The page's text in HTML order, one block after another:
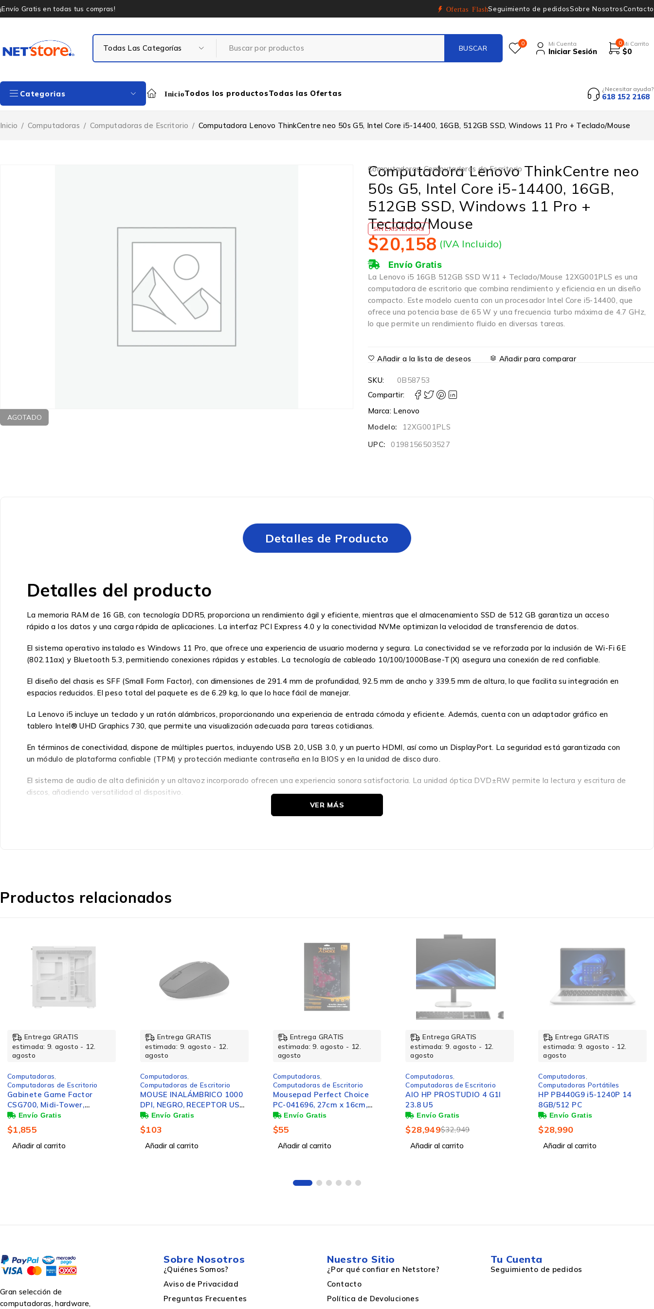
¡Envío Gratis en todas tus compras! Ofertas FlashSeguimiento de pedidosSobre NosotrosContacto
0 Mi Cuenta
Iniciar Sesión
0 Mi Carrito
$0
Categorias InicioTodos los productosTodas las Ofertas ¿Necesitar ayuda?
618 152 2168
Inicio / Computadoras / Computadoras de Escritorio / Computadora Lenovo ThinkCentre neo 50s G5, Intel Core i5-14400, 16GB, 512GB SSD, Windows 11 Pro + Teclado/Mouse
AGOTADO
Computadoras,Computadoras de Escritorio
Computadora Lenovo ThinkCentre neo
50s G5, Intel Core i5-14400, 16GB,
512GB SSD, Windows 11 Pro +
Teclado/Mouse
SIN EXISTENCIAS
$20,158 (IVA Incluido)
Envío Gratis
La Lenovo i5 16GB 512GB SSD W11 + Teclado/Mouse 12XG001PLS es una
computadora de escritorio que combina rendimiento y eficiencia en un diseño
compacto. Este modelo cuenta con un procesador Intel Core i5-14400, que
ofrece una potencia base de 65 W y una frecuencia turbo máxima de 4.7 GHz,
lo que permite un rendimiento fluido en diversas tareas.
Añadir a la lista de deseos Añadir para comparar
SKU:
0B58753
Compartir:
Marca: Lenovo
Modelo:
12XG001PLS
UPC:
0198156503527
Detalles de Producto
Detalles del producto
La memoria RAM de 16 GB, con tecnología DDR5, proporciona un rendimiento ágil y eficiente, mientras que el almacenamiento SSD de 512 GB garantiza un acceso
rápido a los datos y una carga rápida de aplicaciones. La interfaz PCI Express 4.0 y la conectividad NVMe optimizan la velocidad de transferencia de datos.
El sistema operativo instalado es Windows 11 Pro, que ofrece una experiencia de usuario moderna y segura. La conectividad se ve reforzada por la inclusión de Wi-Fi 6E
(802.11ax) y Bluetooth 5.3, permitiendo conexiones rápidas y estables. La tecnología de cableado 10/100/1000Base-T(X) asegura una conexión de red confiable.
El diseño del chasis es SFF (Small Form Factor), con dimensiones de 291.4 mm de profundidad, 92.5 mm de ancho y 339.5 mm de altura, lo que facilita su integración en
espacios reducidos. El peso total del paquete es de 6.29 kg, lo que lo hace fácil de manejar.
La Lenovo i5 incluye un teclado y un ratón alámbricos, proporcionando una experiencia de entrada cómoda y eficiente. Además, cuenta con un adaptador gráfico en
tablero Intel® UHD Graphics 730, que permite una visualización adecuada para tareas cotidianas.
En términos de conectividad, dispone de múltiples puertos, incluyendo USB 2.0, USB 3.0, y un puerto HDMI, así como un DisplayPort. La seguridad está garantizada con
un módulo de plataforma confiable (TPM) y protección mediante contraseña en la BIOS y en la unidad de disco duro.
El sistema de audio de alta definición y un altavoz incorporado ofrecen una experiencia sonora satisfactoria. La unidad óptica DVD±RW permite la lectura y escritura de
discos, añadiendo versatilidad al dispositivo.
La Lenovo i5 16GB 512GB SSD W11 + Teclado/Mouse 12XG001PLS es una opción ideal para quienes buscan un equipo potente y confiable, adecuado para el trabajo y
Medios de almacenaje
Factor de formato SSD
Tamaño de la SSD M.2
No disponible
Unidad de almacenamiento SSD
PCI Express 4.0
Número de unidades SSD instalados 1
NVMe Si
Capacidad total SSD 512GB
VER MÁS
Productos relacionados
Entrega GRATIS
estimada: 9. agosto - 12.
agosto
Computadoras
Computadoras de Escritorio
Gabinete Game Factor
CSG700, Midi-Tower,
ATX/EATX/Micro-ATX/Mini-
ITX, USB 2.0/3.0, sin Fuente,
sin Ventiladores Instalados,
Blanco
$1,855
Añadir al carrito
Entrega GRATIS
estimada: 9. agosto - 12.
agosto
Computadoras
Computadoras de Escritorio
MOUSE INALÁMBRICO 1000
DPI, NEGRO, RECEPTOR USB,
PLUG AND PLAY, DISEÑO
ERGONÓMICO, BATERIAS
INCLUIDAS
$103
Añadir al carrito
Entrega GRATIS
estimada: 9. agosto - 12.
agosto
Computadoras
Computadoras de Escritorio
Mousepad Perfect Choice
PC-041696, 27cm x 16cm,
Grosor 50mm,
Negro/Naranja - Incluye Skin
para Laptop
$55
Añadir al carrito
Entrega GRATIS
estimada: 9. agosto - 12.
agosto
Computadoras
Computadoras de Escritorio
AIO HP PROSTUDIO 4 G1I
23.8 U5
$32,949
$28,949
Añadir al carrito
Entrega GRATIS
estimada: 9. agosto - 12.
agosto
Computadoras
Computadoras Portátiles
HP PB440G9 i5-1240P 14
8GB/512 PC
$28,990
Añadir al carrito
Gran selección de
computadoras, hardware,
Sobre Nosotros
¿Quiénes Somos?
Aviso de Privacidad
Preguntas Frecuentes
Nuestro Sitio
¿Por qué confiar en Netstore?
Contacto
Política de Devoluciones
Tu Cuenta
Seguimiento de pedidos